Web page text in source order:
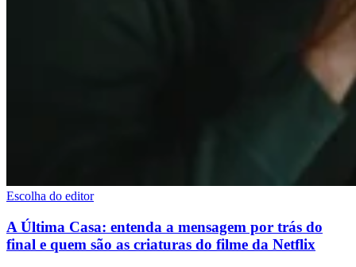
Escolha do editor
A Última Casa: entenda a mensagem por trás do
final e quem são as criaturas do filme da Netflix